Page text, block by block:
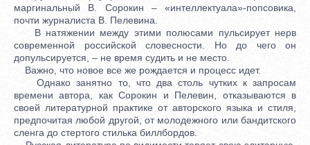
маргинальный В. Сорокин – «интеллектуала»-попсовика,
почти журналиста В. Пелевина.
В натяжении между этими полюсами пульсирует нерв
современной российской словесности. Но до чего он
допульсируется, – не время судить и не место.
Важно, что новое все же рождается и процесс идет.
Однако занятно то, что два столь чутких к запросам
времени автора, как Сорокин и Пелевин, отказываются в
своей литературной практике от авторского языка и стиля,
предпочитая любой другой, от молодежного или бандитского
сленга до стертого стилька биллбордов.